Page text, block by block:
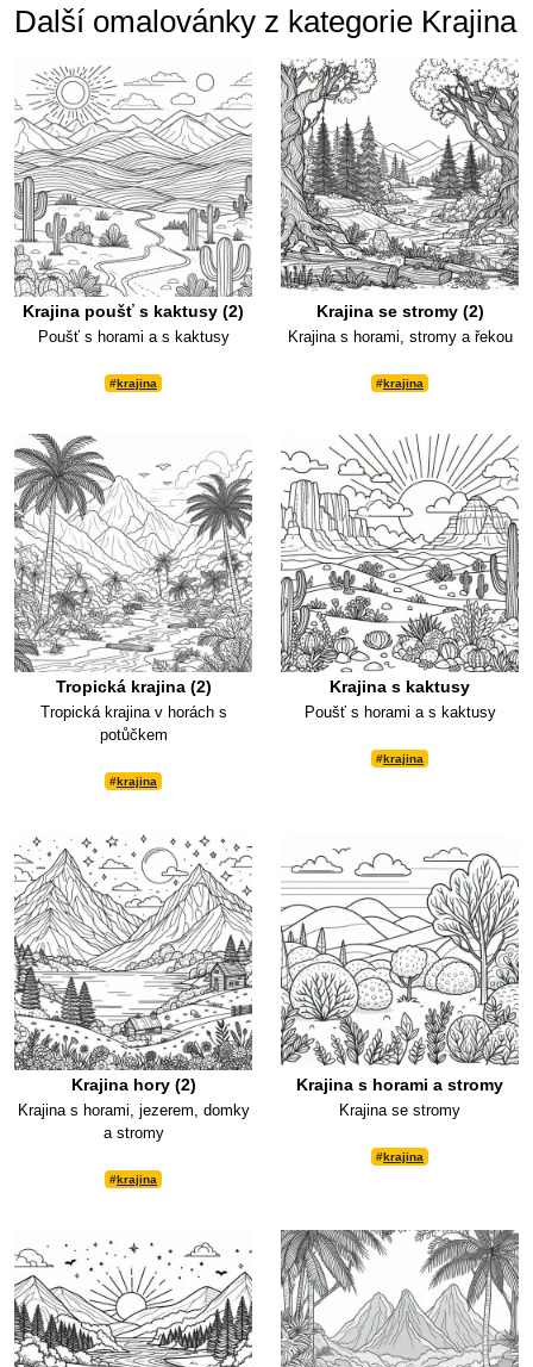
Další omalovánky z kategorie Krajina
Krajina poušť s kaktusy (2)
Poušť s horami a s kaktusy
#krajina
Krajina se stromy (2)
Krajina s horami, stromy a řekou
#krajina
Tropická krajina (2)
Tropická krajina v horách s
potůčkem
#krajina
Krajina s kaktusy
Poušť s horami a s kaktusy
#krajina
Krajina hory (2)
Krajina s horami, jezerem, domky
a stromy
#krajina
Krajina s horami a stromy
Krajina se stromy
#krajina